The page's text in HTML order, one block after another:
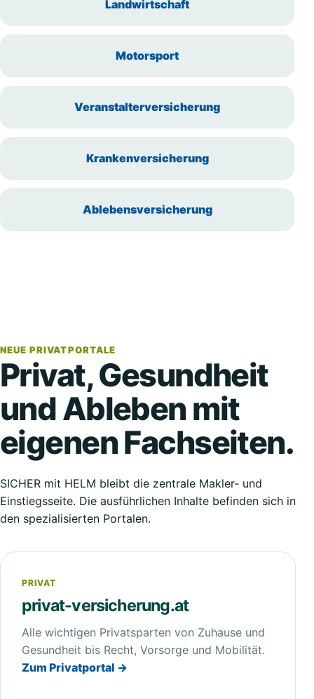
Landwirtschaft
Motorsport
Veranstalterversicherung
Krankenversicherung
Ablebensversicherung
NEUE PRIVATPORTALE
Privat, Gesundheit
und Ableben mit
eigenen Fachseiten.
SICHER mit HELM bleibt die zentrale Makler- und
Einstiegsseite. Die ausführlichen Inhalte befinden sich in
den spezialisierten Portalen.
PRIVAT
privat-versicherung.at
Alle wichtigen Privatsparten von Zuhause und
Gesundheit bis Recht, Vorsorge und Mobilität.
Zum Privatportal →